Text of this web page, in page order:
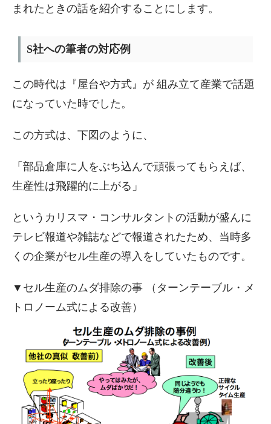
まれたときの話を紹介することにします。
S社への筆者の対応例
この時代は『屋台や方式』が 組み立て産業で話題
になっていた時でした。
この方式は、下図のように、
「部品倉庫に人をぶち込んで頑張ってもらえば、
生産性は飛躍的に上がる」
というカリスマ・コンサルタントの活動が盛んに
テレビ報道や雑誌などで報道されたため、当時多
くの企業がセル生産の導入をしていたものです。
▼セル生産のムダ排除の事 （ターンテーブル・メ
トロノーム式による改善）